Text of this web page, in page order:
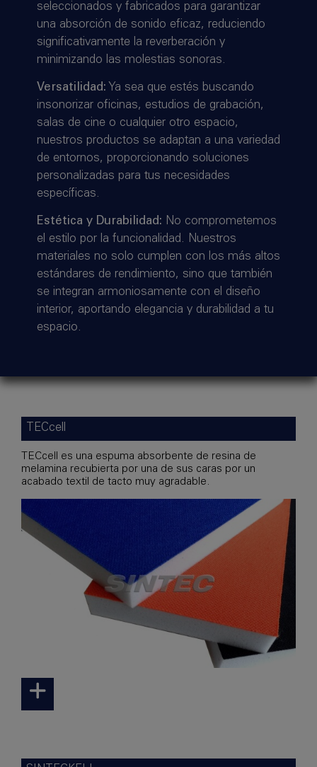
seleccionados y fabricados para garantizar
una absorción de sonido eficaz, reduciendo
significativamente la reverberación y
minimizando las molestias sonoras.
Versatilidad: Ya sea que estés buscando
insonorizar oficinas, estudios de grabación,
salas de cine o cualquier otro espacio,
nuestros productos se adaptan a una variedad
de entornos, proporcionando soluciones
personalizadas para tus necesidades
específicas.
Estética y Durabilidad: No comprometemos
el estilo por la funcionalidad. Nuestros
materiales no solo cumplen con los más altos
estándares de rendimiento, sino que también
se integran armoniosamente con el diseño
interior, aportando elegancia y durabilidad a tu
espacio.
TECcell
TECcell es una espuma absorbente de resina de
melamina recubierta por una de sus caras por un
acabado textil de tacto muy agradable.